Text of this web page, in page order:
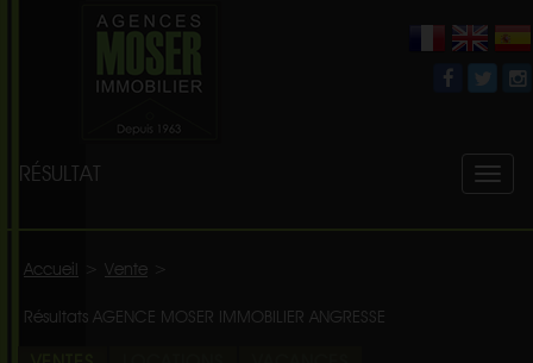
RÉSULTAT
Accueil Vente
Résultats AGENCE MOSER IMMOBILIER ANGRESSE